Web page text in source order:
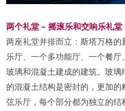
两个礼堂 – 摇滚乐和交响乐礼堂
两座礼堂并排而立：斯塔万格
乐厅、一个多功能厅、一个餐
玻璃和混凝土建成的建筑。玻
的混凝土结构是密封的，更加
弦乐厅，每个部分都为独立的